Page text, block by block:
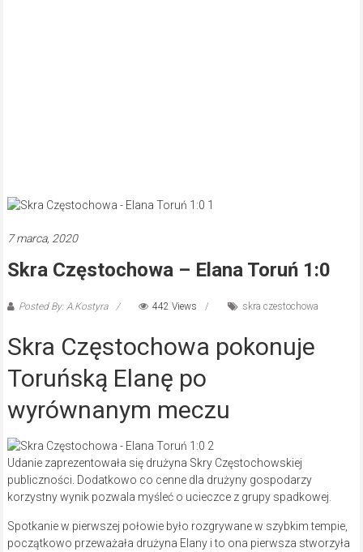
7 marca, 2020
Skra Częstochowa – Elana Toruń 1:0
Posted By: A.Kostyra 442 Views skra czestochowa
Skra Częstochowa pokonuje
Toruńską Elanę po
wyrównanym meczu
Udanie zaprezentowała się drużyna Skry Częstochowskiej
publiczności. Dodatkowo co cenne dla drużyny gospodarzy
korzystny wynik pozwala myśleć o ucieczce z grupy spadkowej.
Spotkanie w pierwszej połowie było rozgrywane w szybkim tempie,
początkowo przeważała drużyna Elany i to ona pierwsza stworzyła